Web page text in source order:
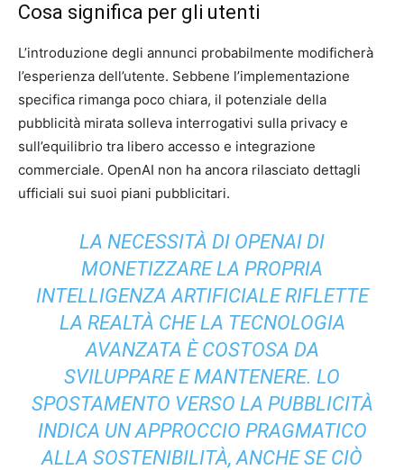
Cosa significa per gli utenti
L’introduzione degli annunci probabilmente modificherà
l’esperienza dell’utente. Sebbene l’implementazione
specifica rimanga poco chiara, il potenziale della
pubblicità mirata solleva interrogativi sulla privacy e
sull’equilibrio tra libero accesso e integrazione
commerciale. OpenAI non ha ancora rilasciato dettagli
ufficiali sui suoi piani pubblicitari.
LA NECESSITÀ DI OPENAI DI
MONETIZZARE LA PROPRIA
INTELLIGENZA ARTIFICIALE RIFLETTE
LA REALTÀ CHE LA TECNOLOGIA
AVANZATA È COSTOSA DA
SVILUPPARE E MANTENERE. LO
SPOSTAMENTO VERSO LA PUBBLICITÀ
INDICA UN APPROCCIO PRAGMATICO
ALLA SOSTENIBILITÀ, ANCHE SE CIÒ